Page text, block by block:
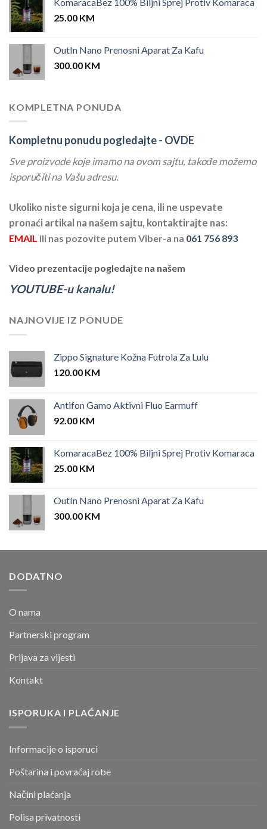
25.00 KM
OutIn Nano Prenosni Aparat Za Kafu
300.00 KM
KOMPLETNA PONUDA
Kompletnu ponudu pogledajte - OVDE
Sve proizvode koje imamo na ovom sajtu, takođe možemo
isporučiti na Vašu adresu.
Ukoliko niste sigurni koja je cena, ili ne uspevate
pronaći artikal na našem sajtu, kontaktirajte nas:
EMAIL ili nas pozovite putem Viber-a na 061 756 893
Video prezentacije pogledajte na našem
YOUTUBE-u kanalu!
NAJNOVIJE IZ PONUDE
Zippo Signature Kožna Futrola Za Lulu
120.00 KM
Antifon Gamo Aktivni Fluo Earmuff
92.00 KM
KomaracaBez 100% Biljni Sprej Protiv Komaraca
25.00 KM
OutIn Nano Prenosni Aparat Za Kafu
300.00 KM
DODATNO
O nama
Partnerski program
Prijava za vijesti
Kontakt
ISPORUKA I PLAĆANJE
Informacije o isporuci
Poštarina i povraćaj robe
Načini plaćanja
Polisa privatnosti